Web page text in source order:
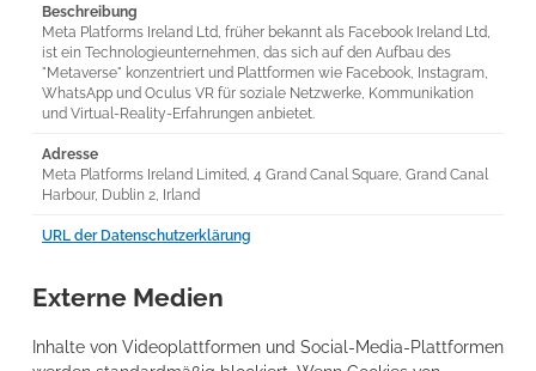
Beschreibung
Meta Platforms Ireland Ltd, früher bekannt als Facebook Ireland Ltd,
ist ein Technologieunternehmen, das sich auf den Aufbau des
"Metaverse" konzentriert und Plattformen wie Facebook, Instagram,
WhatsApp und Oculus VR für soziale Netzwerke, Kommunikation
und Virtual-Reality-Erfahrungen anbietet.
Adresse
Meta Platforms Ireland Limited, 4 Grand Canal Square, Grand Canal
Harbour, Dublin 2, Irland
URL der Datenschutzerklärung
Externe Medien
Inhalte von Videoplattformen und Social-Media-Plattformen